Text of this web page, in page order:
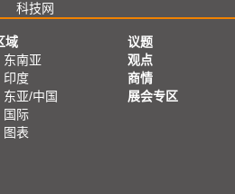
科技网
域
东南亚
印度
东亚/中国
国际
图表
议题
观点
商情
展会专区